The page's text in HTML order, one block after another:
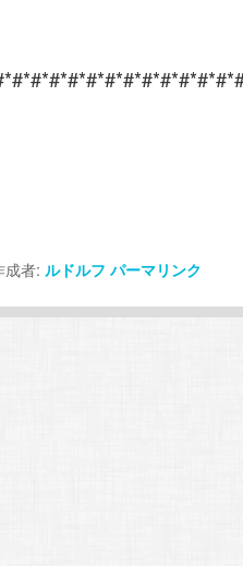
成者: ルドルフ パーマリンク